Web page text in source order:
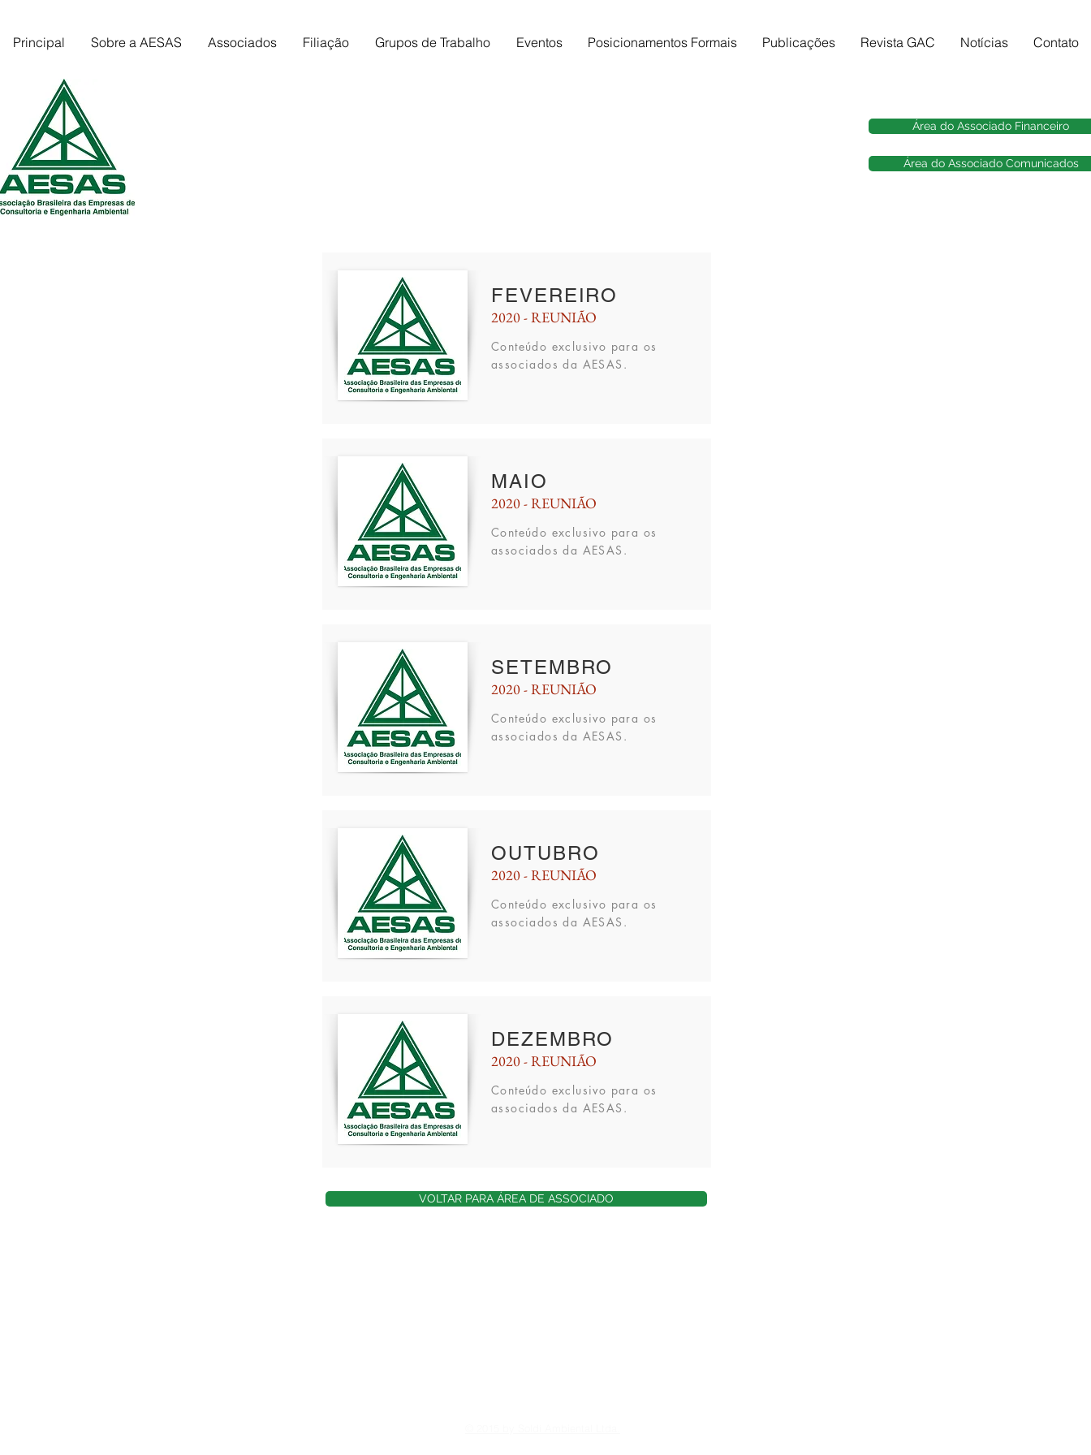
Principal Sobre a AESAS Associados Filiação Grupos de Trabalho Eventos Posicionamentos Formais Publicações Revista GAC Notícias Contato
Área do Associado Financeiro
Área do Associado Comunicados
FEVEREIRO
2020 - REUNIÃO
Conteúdo exclusivo para os
associados da AESAS.
MAIO
2020 - REUNIÃO
Conteúdo exclusivo para os
associados da AESAS.
SETEMBRO
2020 - REUNIÃO
Conteúdo exclusivo para os
associados da AESAS.
OUTUBRO
2020 - REUNIÃO
Conteúdo exclusivo para os
associados da AESAS.
DEZEMBRO
2020 - REUNIÃO
Conteúdo exclusivo para os
associados da AESAS.
VOLTAR PARA ÁREA DE ASSOCIADO